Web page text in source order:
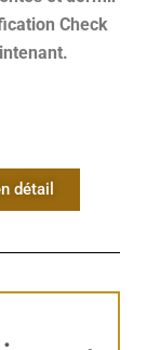
Check
détail